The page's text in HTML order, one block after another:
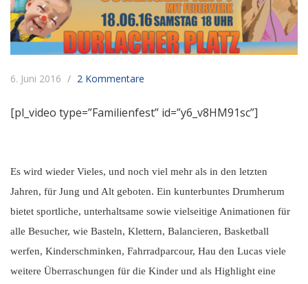
6. Juni 2016 2 Kommentare
[pl_video type=”Familienfest” id=”y6_v8HM91sc”]
Es wird wieder Vieles, und noch viel mehr als in den letzten
Jahren, für Jung und Alt geboten. Ein kunterbuntes Drumherum
bietet sportliche, unterhaltsame sowie vielseitige Animationen für
alle Besucher, wie Basteln, Klettern, Balancieren, Basketball
werfen, Kinderschminken, Fahrradparcour, Hau den Lucas viele
weitere Überraschungen für die Kinder und als Highlight eine